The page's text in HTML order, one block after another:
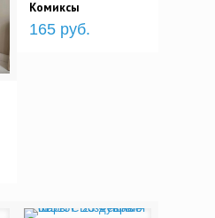
Комиксы
165 руб.